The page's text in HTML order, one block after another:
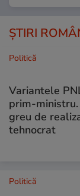
ȘTIRI
Politică
Variantele
prim-
greu de
tehnocrat
Politică